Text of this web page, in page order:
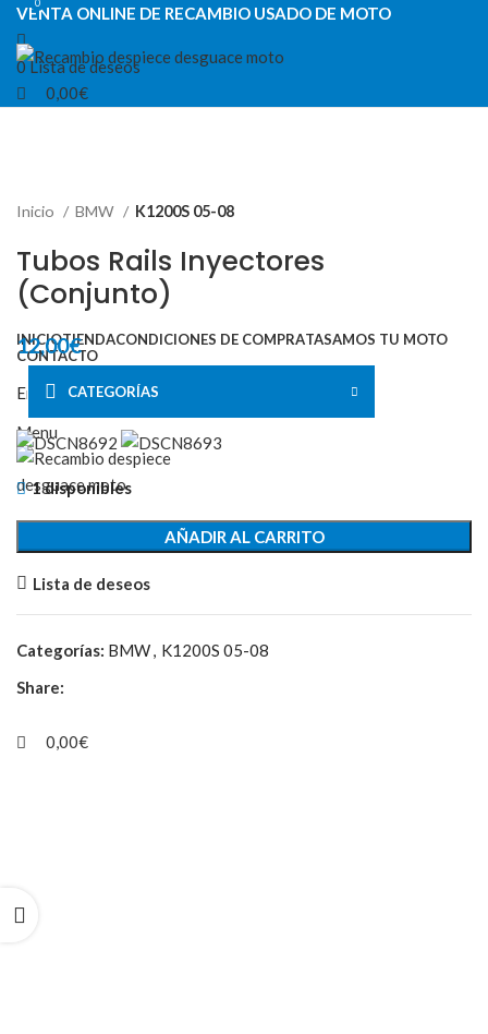
VENTA ONLINE DE RECAMBIO USADO DE MOTO
0Lista de deseos
0,00€
INICIOTIENDACONDICIONES DE COMPRATASAMOS TU MOTO
CONTACTO
CATEGORÍAS
Menu
0
0,00€
Inicio BMW K1200S 05-08
Tubos Rails Inyectores
(Conjunto)
12,00€
En buen estado,funcionando correctamente.
1 disponibles
AÑADIR AL CARRITO
Lista de deseos
Categorías: BMW, K1200S 05-08
Share: